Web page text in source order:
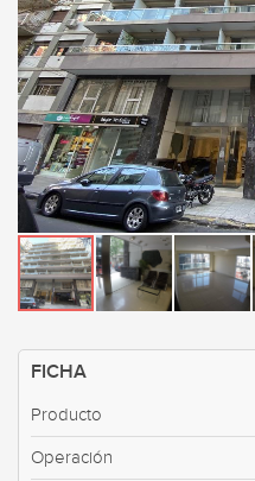
FICHA
Producto
Operación